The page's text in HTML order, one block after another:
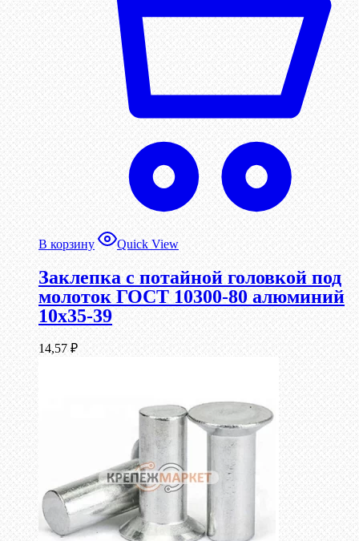
В корзину Quick View
Заклепка с потайной головкой под
молоток ГОСТ 10300-80 алюминий
10х35-39
14,57 ₽